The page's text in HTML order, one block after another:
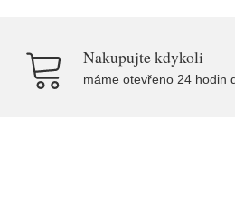
Nakupujte kdykoli
máme otevřeno 24 hodin